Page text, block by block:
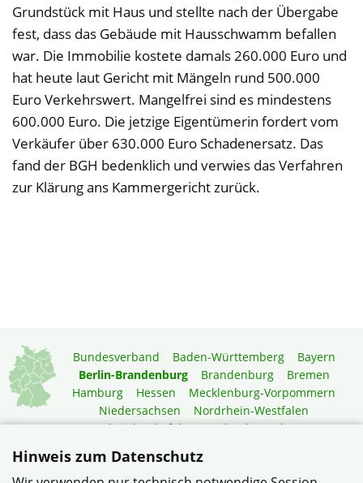
Grundstück mit Haus und stellte nach der Übergabe
fest, dass das Gebäude mit Hausschwamm befallen
war. Die Immobilie kostete damals 260.000 Euro und
hat heute laut Gericht mit Mängeln rund 500.000
Euro Verkehrswert. Mangelfrei sind es mindestens
600.000 Euro. Die jetzige Eigentümerin fordert vom
Verkäufer über 630.000 Euro Schadenersatz. Das
fand der BGH bedenklich und verwies das Verfahren
zur Klärung ans Kammergericht zurück.
Bundesverband Baden-Württemberg
Bayern
Berlin-Brandenburg
Brandenburg
Bremen
Hamburg
Hessen
Mecklenburg-Vorpommern
Niedersachsen
Nordrhein-Westfalen
Rheinland-Pfalz
Saarland
Sachsen
Mitgliedermagazin
Gartenberatung
Hinweis zum Datenschutz